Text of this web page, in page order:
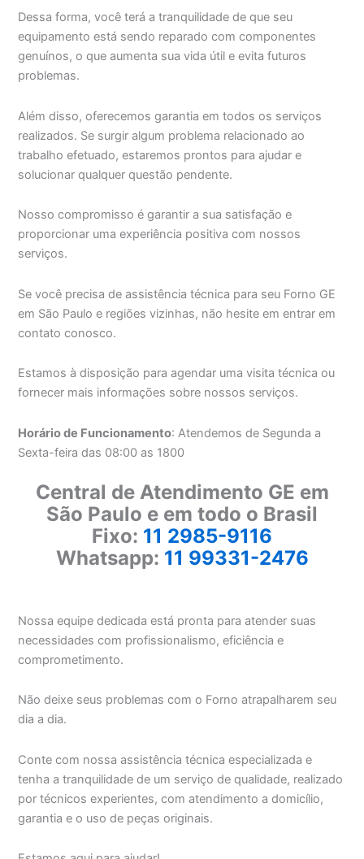
Dessa forma, você terá a tranquilidade de que seu
equipamento está sendo reparado com componentes
genuínos, o que aumenta sua vida útil e evita futuros
problemas.
Além disso, oferecemos garantia em todos os serviços
realizados. Se surgir algum problema relacionado ao
trabalho efetuado, estaremos prontos para ajudar e
solucionar qualquer questão pendente.
Nosso compromisso é garantir a sua satisfação e
proporcionar uma experiência positiva com nossos
serviços.
Se você precisa de assistência técnica para seu Forno GE
em São Paulo e regiões vizinhas, não hesite em entrar em
contato conosco.
Estamos à disposição para agendar uma visita técnica ou
fornecer mais informações sobre nossos serviços.
Horário de Funcionamento: Atendemos de Segunda a
Sexta-feira das 08:00 as 1800
Central de Atendimento GE em
São Paulo e em todo o Brasil
Fixo: 11 2985-9116
Whatsapp: 11 99331-2476
Nossa equipe dedicada está pronta para atender suas
necessidades com profissionalismo, eficiência e
comprometimento.
Não deixe seus problemas com o Forno atrapalharem seu
dia a dia.
Conte com nossa assistência técnica especializada e
tenha a tranquilidade de um serviço de qualidade, realizado
por técnicos experientes, com atendimento a domicílio,
garantia e o uso de peças originais.